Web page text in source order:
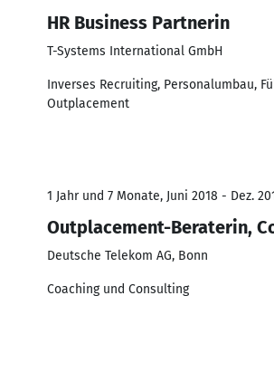
HR Business Partnerin
T-Systems International GmbH
Inverses Recruiting, Personalumbau,
Outplacement
1 Jahr und 7 Monate, Juni 2018 - Dez.
Outplacement-Beraterin,
Deutsche Telekom AG, Bonn
Coaching und Consulting